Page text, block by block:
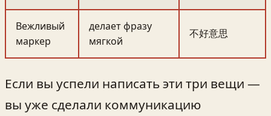
Вежливый
маркер
делает фразу
мягкой
不好意思
Если вы успели написать эти три вещи —
вы уже сделали коммуникацию